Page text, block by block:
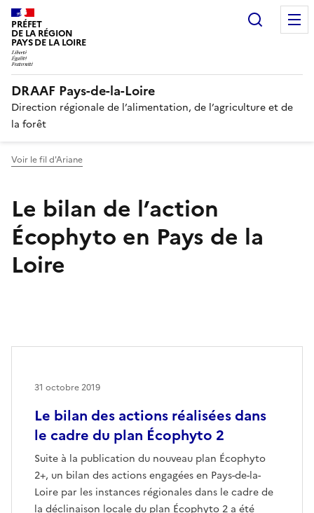
PRÉFET
DE LA RÉGION
PAYS DE LA LOIRE
DRAAF Pays-de-la-Loire
Direction régionale de l’alimentation, de l’agriculture et de
la forêt
Voir le fil d'Ariane
Le bilan de l’action
Écophyto en Pays de la
Loire
Le bilan des actions réalisées dans
le cadre du plan Écophyto 2
Suite à la publication du nouveau plan Écophyto
2+, un bilan des actions engagées en Pays-de-la-
Loire par les instances régionales dans le cadre de
la déclinaison locale du plan Écophyto 2 a été
31 octobre 2019